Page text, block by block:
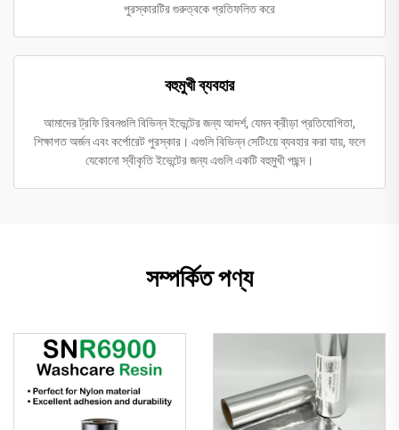
পুরস্কারটির গুরুত্বকে প্রতিফলিত করে
বহুমুখী ব্যবহার
আমাদের ট্রফি রিবনগুলি বিভিন্ন ইভেন্টের জন্য আদর্শ, যেমন ক্রীড়া প্রতিযোগিতা,
শিক্ষাগত অর্জন এবং কর্পোরেট পুরস্কার। এগুলি বিভিন্ন সেটিংয়ে ব্যবহার করা যায়, ফলে
যেকোনো স্বীকৃতি ইভেন্টের জন্য এগুলি একটি বহুমুখী পছন্দ।
সম্পর্কিত পণ্য